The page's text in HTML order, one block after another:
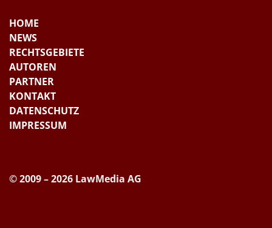
HOME
NEWS
RECHTSGEBIETE
AUTOREN
PARTNER
KONTAKT
DATENSCHUTZ
IMPRESSUM
© 2009 – 2026 LawMedia AG